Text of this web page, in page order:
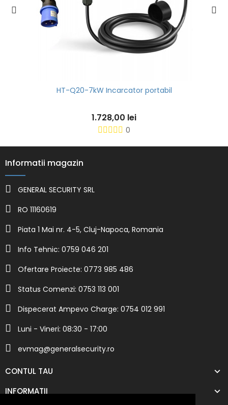
HT-Q20-7kW Incarcator portabil
1.728,00 lei
0
Informatii magazin
GENERAL SECURITY SRL
RO 11160619
Piata 1 Mai nr. 4-5, Cluj-Napoca, Romania
Info Tehnic: 0759 046 201
Ofertare Proiecte: 0773 985 486
Status Comenzi: 0753 113 001
Dispecerat Ampevo Charge: 0754 012 991
Luni - Vineri: 08:30 - 17:00
evmag@generalsecurity.ro
CONTUL TAU
INFORMATII